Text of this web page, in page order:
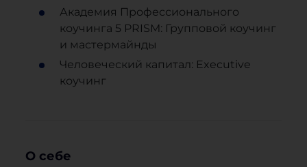
Академия Профессионального
коучинга 5 PRISM: Групповой коучинг
и мастермайнды
Человеческий капитал: Executive
коучинг
О себе